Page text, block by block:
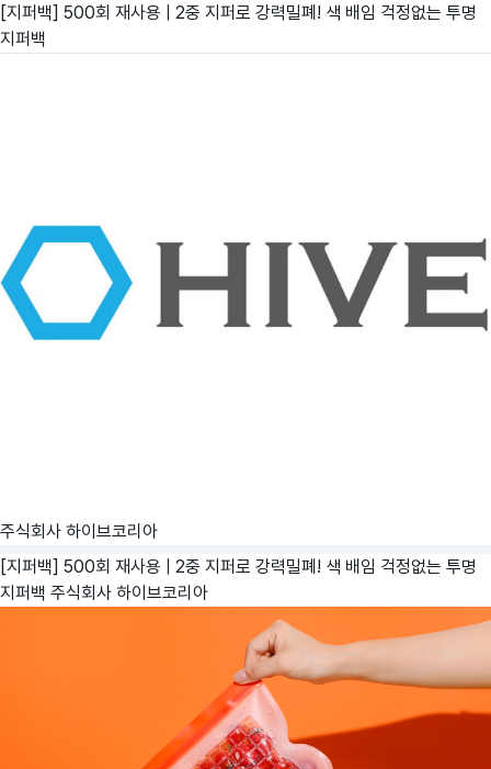
[지퍼백] 500회 재사용 | 2중 지퍼로 강력밀폐! 색 배임 걱정없는 투명
지퍼백
주식회사 하이브코리아
[지퍼백] 500회 재사용 | 2중 지퍼로 강력밀폐! 색 배임 걱정없는 투명
지퍼백 주식회사 하이브코리아